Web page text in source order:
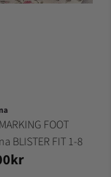
FOOT
BLISTER FIT 1-8